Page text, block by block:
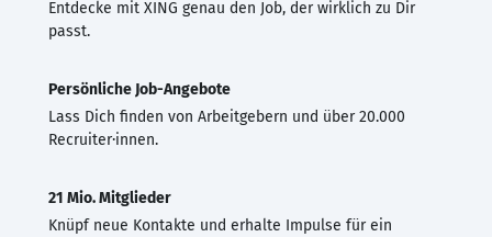
Entdecke mit XING genau den Job, der wirklich zu Dir
passt.
Persönliche Job-Angebote
Lass Dich finden von Arbeitgebern und über 20.000
Recruiter·innen.
21 Mio. Mitglieder
Knüpf neue Kontakte und erhalte Impulse für ein